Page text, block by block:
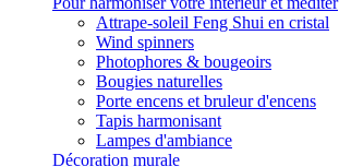
Attrape-soleil Feng Shui en cristal
Wind spinners
Photophores & bougeoirs
Bougies naturelles
Porte encens et bruleur d'encens
Tapis harmonisant
Lampes d'ambiance
Décoration murale